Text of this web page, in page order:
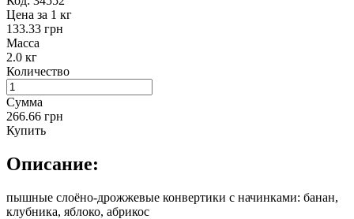
Цена за 1 кг
133.33 грн
Масса
2.0 кг
Количество
Сумма
266.66 грн
Купить
Описание:
пышные слоёно-дрожжевые конвертики с начинками: банан,
клубника, яблоко, абрикос